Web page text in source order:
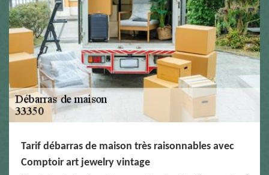
Tarif débarras de maison très raisonnables avec
Comptoir art jewelry vintage